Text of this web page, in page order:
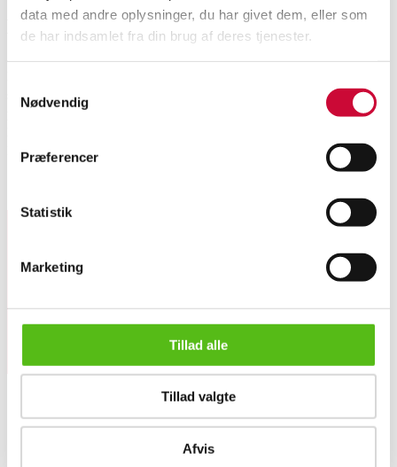
data med andre oplysninger, du har givet dem, eller som
de har indsamlet fra din brug af deres tjenester.
Nødvendig
Præferencer
Statistik
Marketing
Tillad alle
Tillad valgte
Afvis
Ronan og Erwan Bouroullec for HAY. Havebænk, model Balcony. ...
Beskrivelse
stål, i farven 'Chalk Beige'. H. 79 cm. L. 114 cm. D. 55, SH 46 cm. Inkl.
polstret hynde af beige vandafvisende tekstil, farven 'Yeast'. Fremstillet hos
Modelfotos.
Tilmeld dig vores nyhedsbrev og modtag nyheder samt